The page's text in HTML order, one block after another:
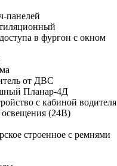
панелей
в фургон с окном
от ДВС
Планар-4Д
с кабиной водителя
(24В)
строенное с ремнями